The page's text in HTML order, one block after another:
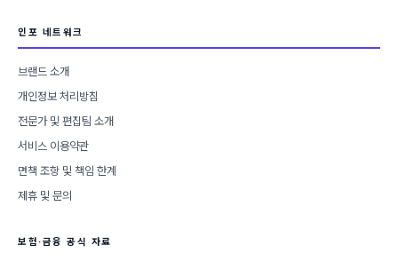
인포 네트워크
브랜드 소개
개인정보 처리방침
전문가 및 편집팀 소개
서비스 이용약관
면책 조항 및 책임 한계
제휴 및 문의
보험·금융 공식 자료